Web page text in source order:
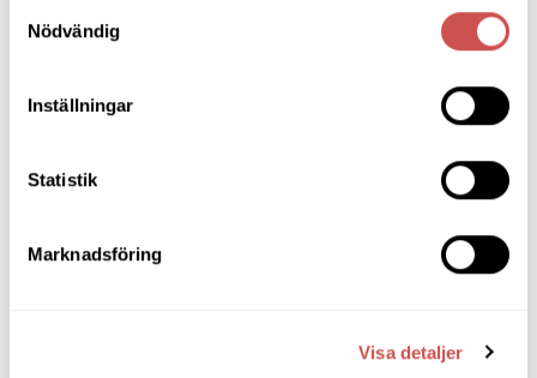
Nödvändig
Inställningar
Statistik
Marknadsföring
Visa detaljer
Barstolar & Barpallar